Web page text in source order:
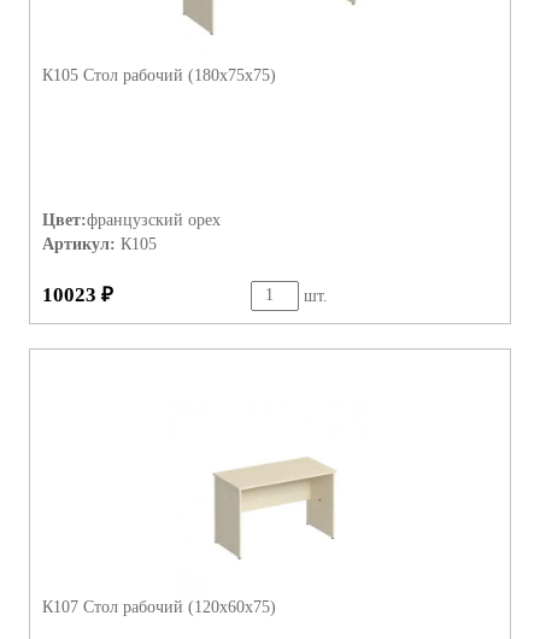
К105 Стол рабочий (180х75х75)
Цвет:французский орех
Артикул: К105
10023 ₽ шт.
К107 Стол рабочий (120х60х75)